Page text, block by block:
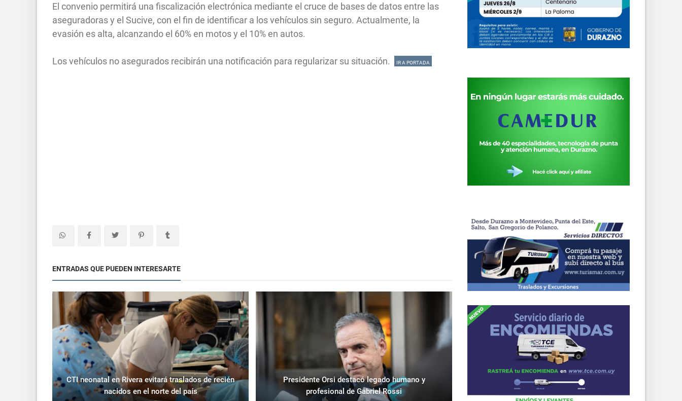
El convenio permitirá una fiscalización electrónica mediante el cruce de bases de datos entre las
aseguradoras y el Sucive, con el fin de identificar a los vehículos sin seguro. Actualmente, la
evasión es alta, alcanzando el 60% en motos y el 10% en autos.
Los vehículos no asegurados recibirán una notificación para regularizar su situación. IR A PORTADA
ENTRADAS QUE PUEDEN INTERESARTE
CTI neonatal en Rivera evitará traslados de recién
nacidos en el norte del país
Presidente Orsi destacó legado humano y
profesional de Gabriel Rossi